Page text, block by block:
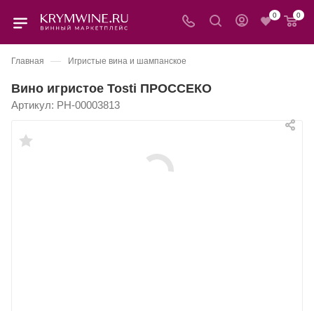
0 0
Главная — Игристые вина и шампанское
Вино игристое Tosti ПРОССЕКО
Артикул: РН-00003813